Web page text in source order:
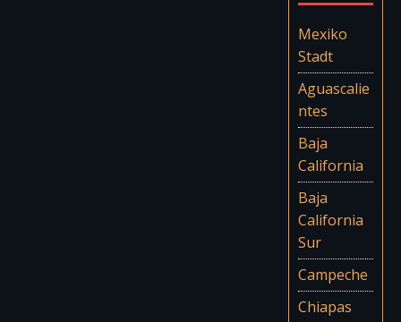
Mexiko
Stadt
Aguascalie
ntes
Baja
California
Baja
California
Sur
Campeche
Chiapas